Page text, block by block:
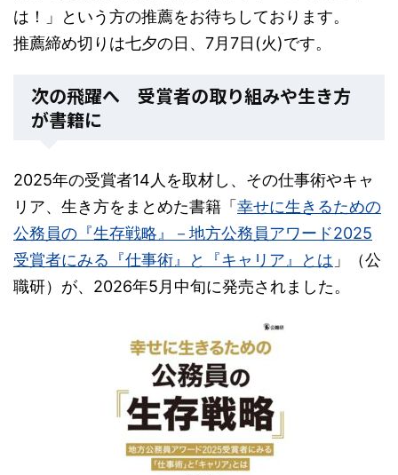
は！」という方の推薦をお待ちしております。
推薦締め切りは七夕の日、7月7日(火)です。
次の飛躍へ 受賞者の取り組みや生き方
が書籍に
2025年の受賞者14人を取材し、その仕事術やキャ
リア、生き方をまとめた書籍「 幸せに生きるための
公務員の『生存戦略』－地方公務員アワード2025
受賞者にみる『仕事術』と『キャリア』とは 」（公
職研）が、2026年5月中旬に発売されました。